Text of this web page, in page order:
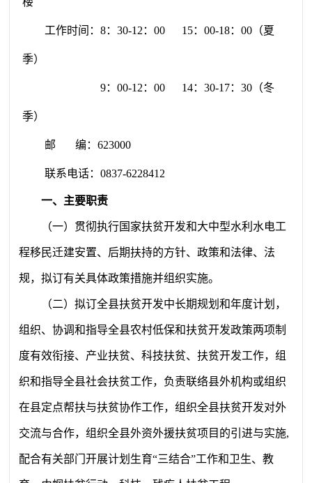
工作时间：8：30-12：00 15：00-18：00（夏
季）
9：00-12：00 14：30-17：30（冬
季）
邮 编：623000
联系电话：0837-6228412
一、主要职责
（一）贯彻执行国家扶贫开发和大中型水利水电工
程移民迁建安置、后期扶持的方针、政策和法律、法
规，拟订有关具体政策措施并组织实施。
（二）拟订全县扶贫开发中长期规划和年度计划，
组织、协调和指导全县农村低保和扶贫开发政策两项制
度有效衔接、产业扶贫、科技扶贫、扶贫开发工作，组
织和指导全县社会扶贫工作，负责联络县外机构或组织
在县定点帮扶与扶贫协作工作，组织全县扶贫开发对外
交流与合作，组织全县外资外援扶贫项目的引进与实施,
配合有关部门开展计划生育“三结合”工作和卫生、教